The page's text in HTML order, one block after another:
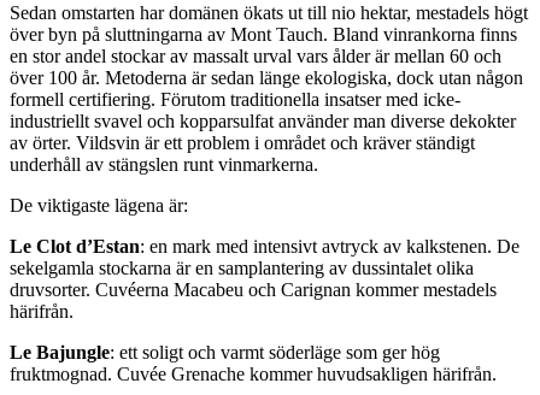
Sedan omstarten har domänen ökats ut till nio hektar, mestadels högt
över byn på sluttningarna av Mont Tauch. Bland vinrankorna finns
en stor andel stockar av massalt urval vars ålder är mellan 60 och
över 100 år. Metoderna är sedan länge ekologiska, dock utan någon
formell certifiering. Förutom traditionella insatser med icke-
industriellt svavel och kopparsulfat använder man diverse dekokter
av örter. Vildsvin är ett problem i området och kräver ständigt
underhåll av stängslen runt vinmarkerna.
De viktigaste lägena är:
Le Clot d’Estan: en mark med intensivt avtryck av kalkstenen. De
sekelgamla stockarna är en samplantering av dussintalet olika
druvsorter. Cuvéerna Macabeu och Carignan kommer mestadels
härifrån.
Le Bajungle: ett soligt och varmt söderläge som ger hög
fruktmognad. Cuvée Grenache kommer huvudsakligen härifrån.